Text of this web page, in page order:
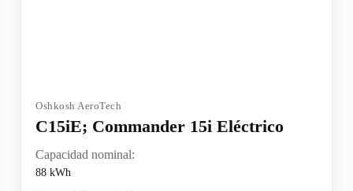
Oshkosh AeroTech
C15iE; Commander 15i Eléctrico
Capacidad nominal:
88 kWh